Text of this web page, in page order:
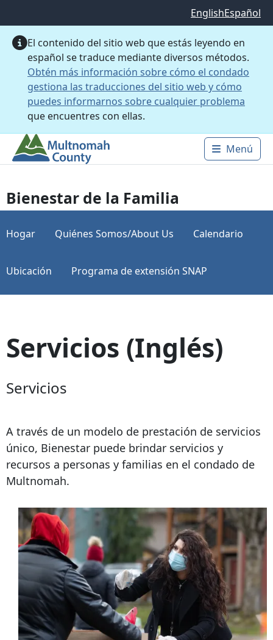
EnglishEspañol
El contenido del sitio web que estás leyendo en
español se traduce mediante diversos métodos.
Obtén más información sobre cómo el condado
gestiona las traducciones del sitio web y cómo
puedes informarnos sobre cualquier problema
que encuentres con ellas.
Main
Menú
Bienestar de la Familia
Hogar Quiénes Somos/About Us Calendario
Ubicación Programa de extensión SNAP
Servicios (Inglés)
Servicios
A través de un modelo de prestación de servicios
único, Bienestar puede brindar servicios y
recursos a personas y familias en el condado de
Multnomah.